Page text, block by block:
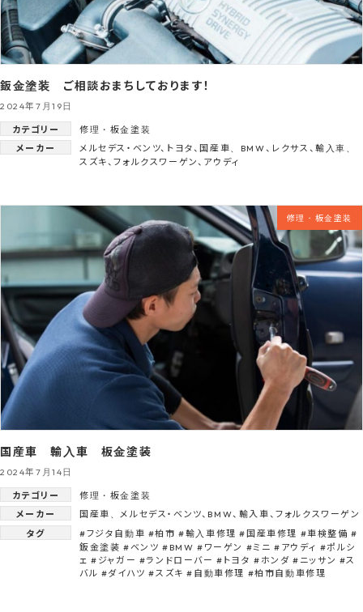
鈑金塗装 ご相談おまちしております！
2024年7月19日
カテゴリー
修理・板金塗装
メーカー
メルセデス・ベンツ、 トヨタ、 国産車、 BMW、 レクサス 、輸入車 、
スズキ、フォルクスワーゲン、 アウディ
修理・板金塗装
国産車 輸入車 板金塗装
2024年7月14日
カテゴリー
修理・板金塗装
メーカー
国産車 、メルセデス・ベンツ、 BMW、 輸入車、フォルクスワーゲン
タグ
#フジタ自動車 #柏市 #輸入車修理 #国産車修理 #車検整備 #
鈑金塗装 #ベンツ #BMW #ワーゲン #ミニ #アウディ #ポルシ
ェ #ジャガー #ランドローバー #トヨタ #ホンダ #ニッサン #ス
バル #ダイハツ #スズキ #自動車修理 #柏市自動車修理